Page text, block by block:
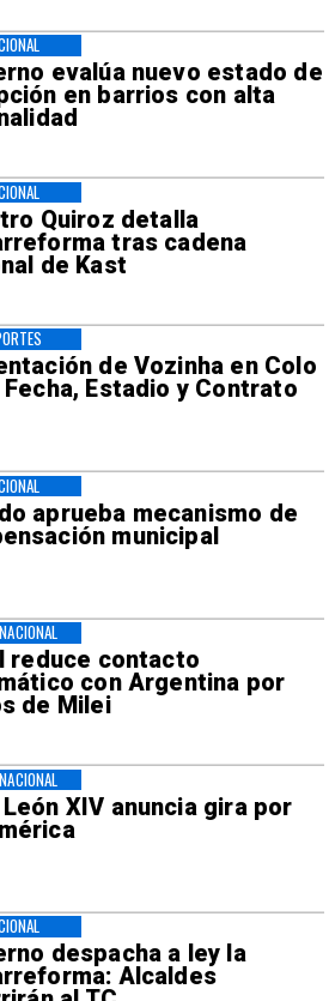
evalúa nuevo estado de
en barrios con alta
Quiroz detalla
tras cadena
de Kast
de Vozinha en Colo
Fecha, Estadio y Contrato
aprueba mecanismo de
municipal
reduce contacto
con Argentina por
de Milei
León XIV anuncia gira por
despacha a ley la
Alcaldes